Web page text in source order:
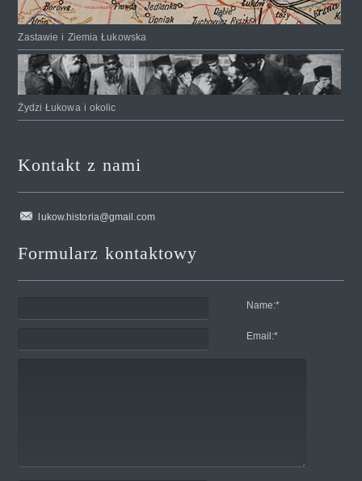
Zastawie i Ziemia Łukowska
Żydzi Łukowa i okolic
Kontakt z nami
lukow.historia@gmail.com
Formularz kontaktowy
Name:*
Email:*